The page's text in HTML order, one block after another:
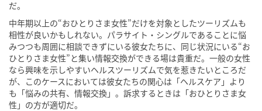
だ。
中年期以上の“おひとりさま女性”だけを対象としたツーリズムも
相性が良いかもしれない。パラサイト・シングルであることに悩
みつつも周囲に相談できずにいる彼女たちに、同じ状況にいる“お
ひとりさま女性”と集い情報交換ができる場は貴重だ。一般の女性
なら興味を示しやすいヘルスツーリズムで気を惹きたいところだ
が、このケースにおいては彼女たちの関心は「ヘルスケア」より
も「悩みの共有、情報交換」。訴求するときは「おひとりさま女
性」の方が適切だ。